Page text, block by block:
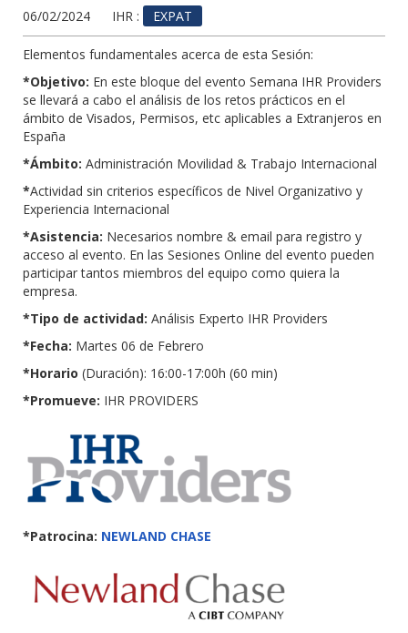
06/02/2024 IHR : EXPAT
Elementos fundamentales acerca de esta Sesión:
*Objetivo: En este bloque del evento Semana IHR Providers
se llevará a cabo el análisis de los retos prácticos en el
ámbito de Visados, Permisos, etc aplicables a Extranjeros en
España
*Ámbito: Administración Movilidad & Trabajo Internacional
*Actividad sin criterios específicos de Nivel Organizativo y
Experiencia Internacional
*Asistencia: Necesarios nombre & email para registro y
acceso al evento. En las Sesiones Online del evento pueden
participar tantos miembros del equipo como quiera la
empresa.
*Tipo de actividad: Análisis Experto IHR Providers
*Fecha: Martes 06 de Febrero
*Horario (Duración): 16:00-17:00h (60 min)
*Promueve: IHR PROVIDERS
*Patrocina: NEWLAND CHASE